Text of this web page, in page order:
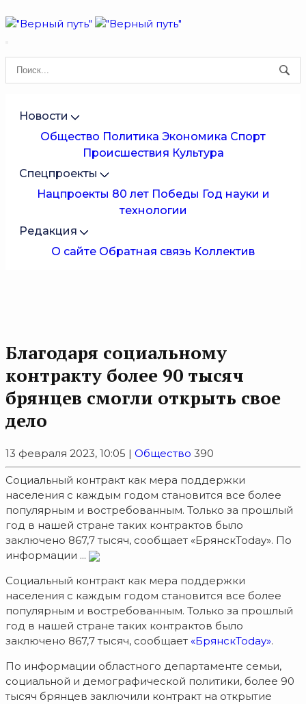
Новости
Общество Политика Экономика Спорт
Происшествия Культура
Спецпроекты
Нацпроекты 80 лет Победы Год науки и
технологии
Редакция
О сайте Обратная связь Коллектив
Благодаря социальному
контракту более 90 тысяч
брянцев смогли открыть свое
дело
13 февраля 2023, 10:05 | Общество 390
Социальный контракт как мера поддержки
населения с каждым годом становится все более
популярным и востребованным. Только за прошлый
год в нашей стране таких контрактов было
заключено 867,7 тысяч, сообщает «БрянскToday». По
информации ...
Социальный контракт как мера поддержки
населения с каждым годом становится все более
популярным и востребованным. Только за прошлый
год в нашей стране таких контрактов было
заключено 867,7 тысяч, сообщает «БрянскToday».
По информации областного департаменте семьи,
социальной и демографической политики, более 90
тысяч брянцев заключили контракт на открытие